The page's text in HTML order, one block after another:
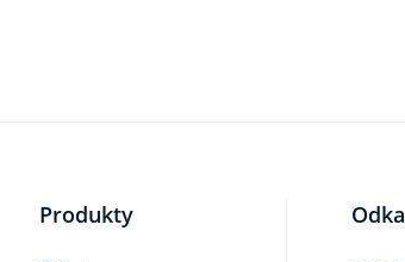
Produkty